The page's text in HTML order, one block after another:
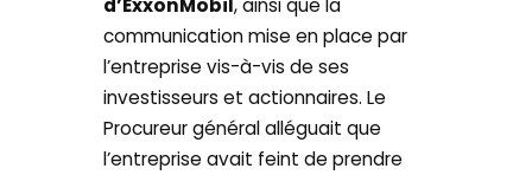
d’ExxonMobil, ainsi que la
communication mise en place par
l’entreprise vis-à-vis de ses
investisseurs et actionnaires. Le
Procureur général alléguait que
l’entreprise avait feint de prendre